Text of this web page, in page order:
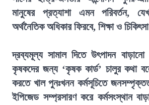
মানুষের প্রত্যাশা এমন পরিবর্তন,
অর্থনৈতিক অধিকার ফিরবে, শিক্ষা ও
দ্রব্যমূল্য সামাল দিতে উৎপাদন
কৃষকদের জন্য ‘কৃষক কার্ড’ চালুর কথা
করতে খাল পুনঃখনন কর্মসূচিতে
ইপিজেড সম্প্রসারণ করে কর্মসংস্থান